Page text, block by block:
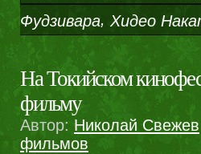
Фудзивара, Хидео
На Токийском
фильму
Автор: Николай Свежев
фильмов